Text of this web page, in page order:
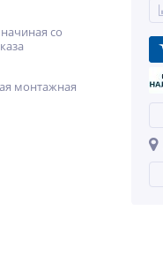
со
монтажная